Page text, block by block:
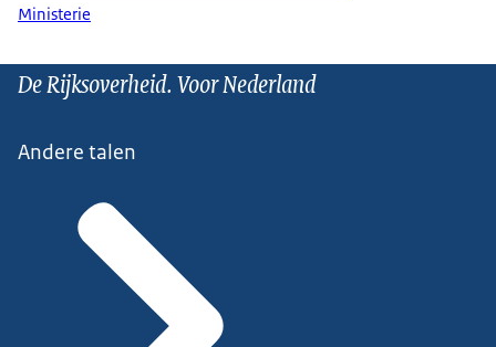
Ministerie
De Rijksoverheid. Voor Nederland
Andere talen